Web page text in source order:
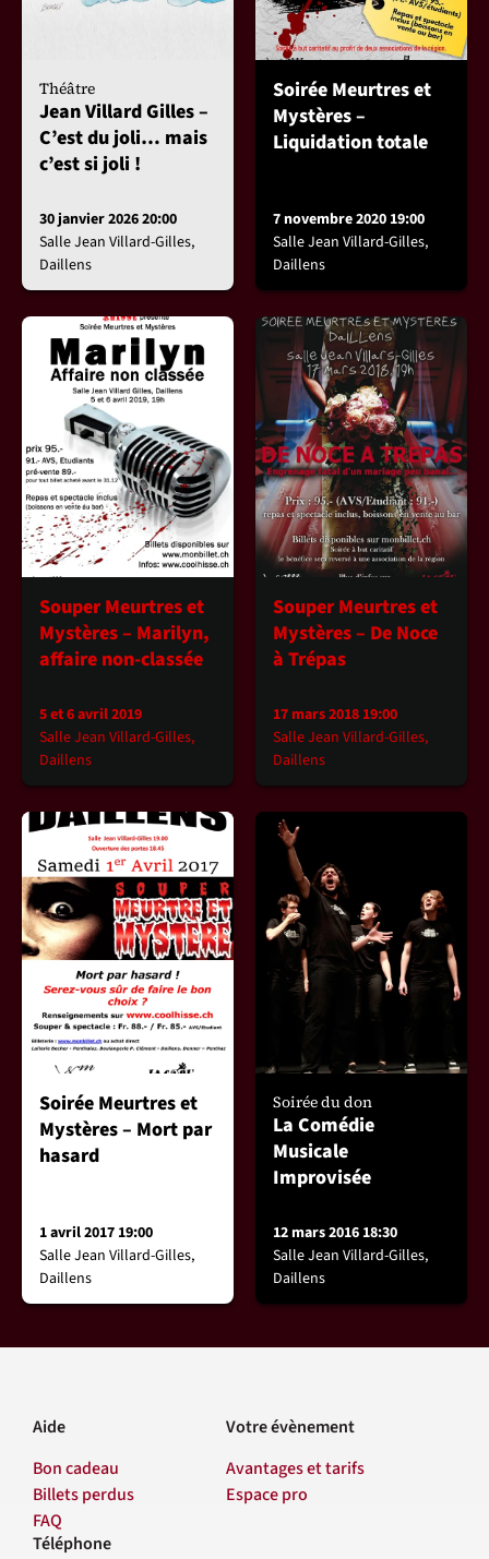
Théâtre
Jean Villard Gilles –
C’est du joli… mais
c’est si joli !
30 janvier 2026 20:00
Salle Jean Villard-Gilles,
Daillens
Soirée Meurtres et
Mystères –
Liquidation totale
7 novembre 2020 19:00
Salle Jean Villard-Gilles,
Daillens
Souper Meurtres et
Mystères – Marilyn,
affaire non-classée
5 et 6 avril 2019
Salle Jean Villard-Gilles,
Daillens
Souper Meurtres et
Mystères – De Noce
à Trépas
17 mars 2018 19:00
Salle Jean Villard-Gilles,
Daillens
Soirée Meurtres et
Mystères – Mort par
hasard
1 avril 2017 19:00
Salle Jean Villard-Gilles,
Daillens
Soirée du don
La Comédie
Musicale
Improvisée
12 mars 2016 18:30
Salle Jean Villard-Gilles,
Daillens
Aide
Bon cadeau
Billets perdus
FAQ
Votre évènement
Avantages et tarifs
Espace pro
Contact
Téléphone